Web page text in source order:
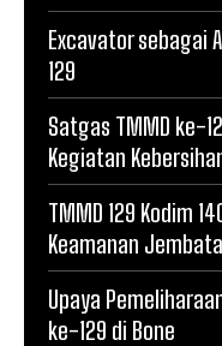
Excavator sebagai
129
Satgas TMMD ke-
Kegiatan
TMMD 129 Kodim
Keamanan
Upaya
ke-129 di Bone